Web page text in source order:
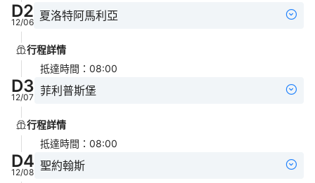
D2
12/06 夏洛特阿馬利亞
行程詳情
抵達時間 ： 08:00
D3
12/07 菲利普斯堡
行程詳情
抵達時間 ： 08:00
D4
12/08 聖約翰斯